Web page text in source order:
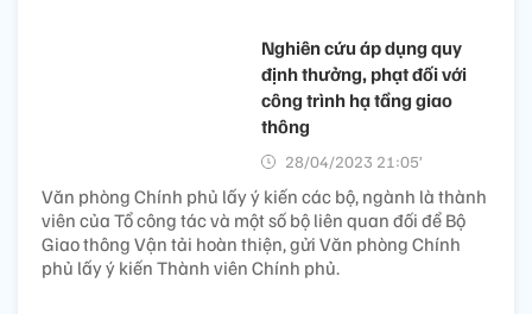
Nghiên cứu áp dụng quy
định thưởng, phạt đối với
công trình hạ tầng giao
thông
28/04/2023 21:05’
Văn phòng Chính phủ lấy ý kiến các bộ, ngành là thành
viên của Tổ công tác và một số bộ liên quan đối để Bộ
Giao thông Vận tải hoàn thiện, gửi Văn phòng Chính
phủ lấy ý kiến Thành viên Chính phủ.